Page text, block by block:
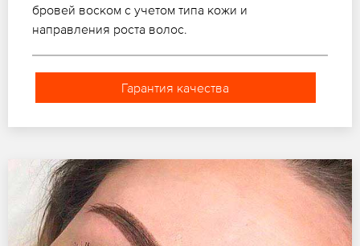
бровей воском с учетом типа кожи и
направления роста волос.
Гарантия качества